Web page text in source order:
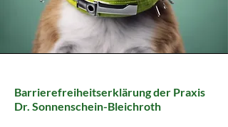
Barrierefreiheitserklärung der Praxis
Dr. Sonnenschein-Bleichroth